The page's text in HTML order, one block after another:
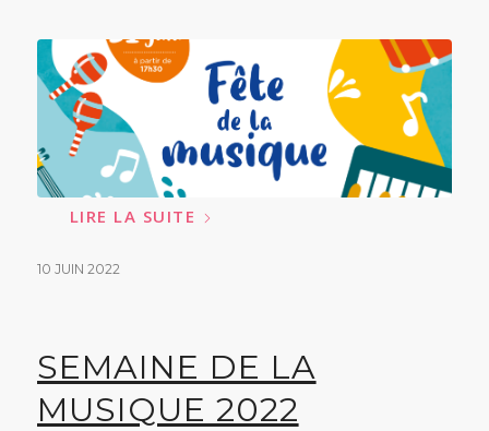
LIRE LA SUITE
10 JUIN 2022
SEMAINE DE LA
MUSIQUE 2022